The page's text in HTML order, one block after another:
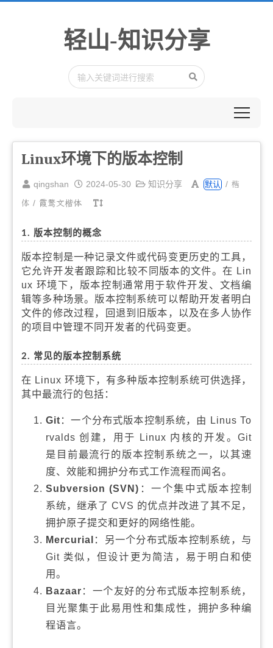
轻山-知识分享
Linux环境下的版本控制
qingshan 2024-05-30 知识分享 默认 / 楷
体 / 霞鹜文楷体
1. 版本控制的概念
版本控制是一种记录文件或代码变更历史的工具，
它允许开发者跟踪和比较不同版本的文件。在 Lin
ux 环境下，版本控制通常用于软件开发、文档编
辑等多种场景。版本控制系统可以帮助开发者明白
文件的修改过程，回退到旧版本，以及在多人协作
的项目中管理不同开发者的代码变更。
2. 常见的版本控制系统
在 Linux 环境下，有多种版本控制系统可供选择，
其中最流行的包括：
Git ：一个分布式版本控制系统，由 Linus To
rvalds 创建，用于 Linux 内核的开发。Git
是目前最流行的版本控制系统之一，以其速
度、效能和拥护分布式工作流程而闻名。
Subversion (SVN) ：一个集中式版本控制
系统，继承了 CVS 的优点并改进了其不足，
拥护原子提交和更好的网络性能。
Mercurial ：另一个分布式版本控制系统，与
Git 类似，但设计更为简洁，易于明白和使
用。
Bazaar ：一个友好的分布式版本控制系统，
目光聚集于此易用性和集成性，拥护多种编
程语言。